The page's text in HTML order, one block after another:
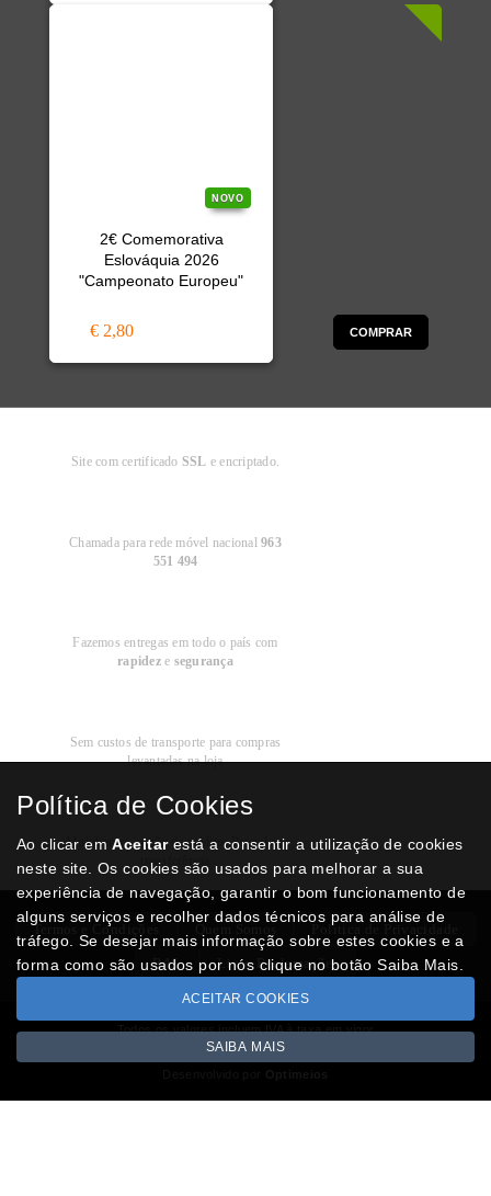
NOVO
2€ Comemorativa
Eslováquia 2026
"Campeonato Europeu"
€ 2,80 COMPRAR
Site com certificado SSL e encriptado.
Chamada para rede móvel nacional963
551 494
Fazemos entregas em todo o país com
rapideze segurança
Sem custos de transporte para compras
levantadas na loja
Modos dePagamento
Multibanco, cartão de crédito, Paypal ou
transferência
Termos e Condições Politica de Privacidade
RAL Livro Reclamações
Todos os valores incluem IVA à taxa em vigor
Copyright © NUMISMATICAJA.com 2026
Política de Cookies
Ao clicar emAceitarestá a consentir a utilização de cookies
neste site. Os cookies são usados para melhorar a sua
experiência de navegação, garantir o bom funcionamento de
alguns serviços e recolher dados técnicos para análise de
tráfego. Se desejar mais informação sobre estes cookies e a
forma como são usados por nós clique no botão Saiba Mais.
ACEITAR COOKIES
SAIBA MAIS